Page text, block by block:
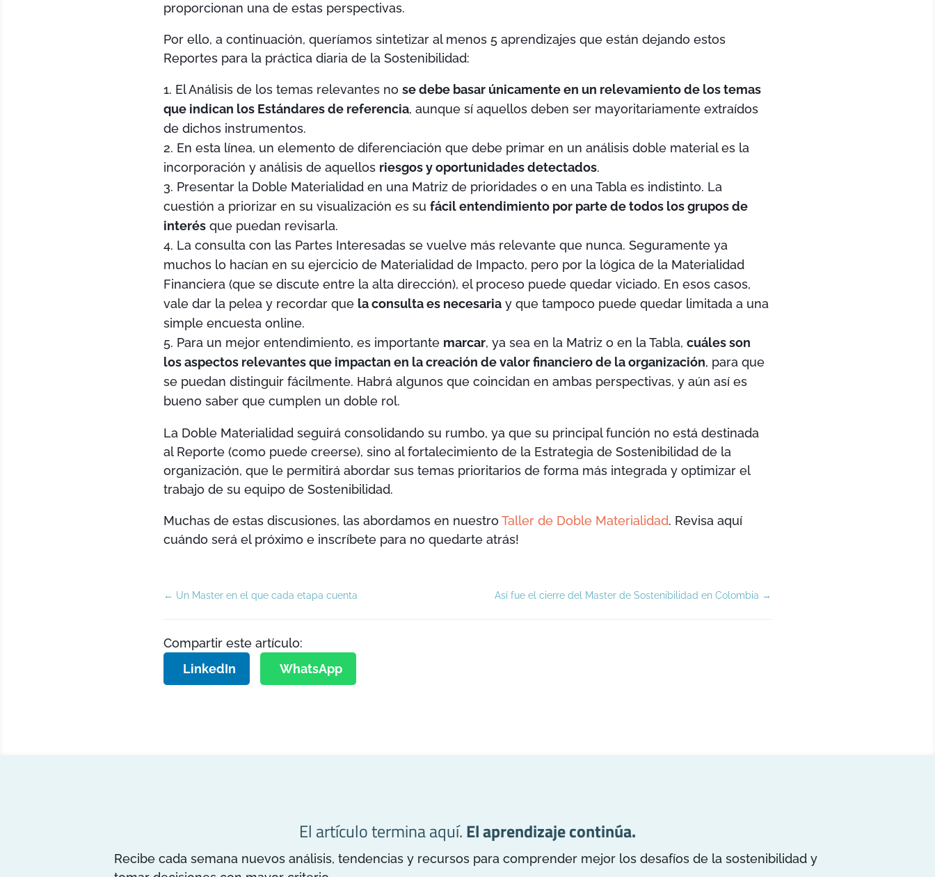
proporcionan una de estas perspectivas.
Por ello, a continuación, queríamos sintetizar al menos 5 aprendizajes que están dejando estos
Reportes para la práctica diaria de la Sostenibilidad:
El Análisis de los temas relevantes nose debe basar únicamente en un relevamiento de los temas
que indican los Estándares de referencia, aunque sí aquellos deben ser mayoritariamente extraídos
de dichos instrumentos.
En esta línea, un elemento de diferenciación que debe primar en un análisis doble material es la
incorporación y análisis de aquellos riesgos y oportunidades detectados.
Presentar la Doble Materialidad en una Matriz de prioridades o en una Tabla es indistinto. La
cuestión a priorizar en su visualización es sufácil entendimiento por parte de todos los grupos de
interés que puedan revisarla.
La consulta con las Partes Interesadas se vuelve más relevante que nunca. Seguramente ya
muchos lo hacían en su ejercicio de Materialidad de Impacto, pero por la lógica de la Materialidad
Financiera (que se discute entre la alta dirección), el proceso puede quedar viciado. En esos casos,
vale dar la pelea y recordar que la consulta es necesaria y que tampoco puede quedar limitada a una
simple encuesta online.
Para un mejor entendimiento, es importante marcar, ya sea en la Matriz o en la Tabla,cuáles son
los aspectos relevantes que impactan en la creación de valor financiero de la organización, para que
se puedan distinguir fácilmente. Habrá algunos que coincidan en ambas perspectivas, y aún así es
bueno saber que cumplen un doble rol.
La Doble Materialidad seguirá consolidando su rumbo, ya que su principal función no está destinada
al Reporte (como puede creerse), sino al fortalecimiento de la Estrategia de Sostenibilidad de la
organización, que le permitirá abordar sus temas prioritarios de forma más integrada y optimizar el
trabajo de su equipo de Sostenibilidad.
Muchas de estas discusiones, las abordamos en nuestroTaller de Doble Materialidad. Revisa aquí
cuándo será el próximo e inscríbete para no quedarte atrás!
← Un Master en el que cada etapa cuenta Así fue el cierre del Master de Sostenibilidad en Colombia →
Compartir este artículo:
LinkedIn
WhatsApp
El artículo termina aquí.El aprendizaje continúa.
Recibe cada semana nuevos análisis, tendencias y recursos para comprender mejor los desafíos de la sostenibilidad y